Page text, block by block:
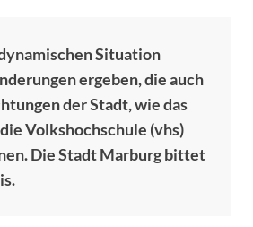
Situation
ergeben, die auch
der Stadt, wie das
Volkshochschule (vhs)
Die Stadt Marburg bittet